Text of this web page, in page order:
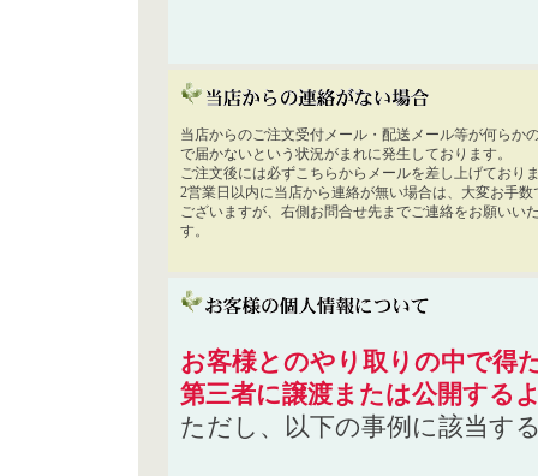
当店からのご注文受付メール・配送メール等が何らか
で届かないという状況がまれに発生しております。
ご注文後には必ずこちらからメールを差し上げており
2営業日以内に当店から連絡が無い場合は、大変お手数
ございますが、右側お問合せ先までご連絡をお願いい
す。
お客様とのやり取りの中で得
第三者に譲渡または公開する
ただし、以下の事例に該当す